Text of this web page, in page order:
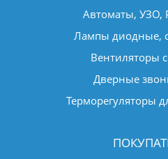
Автоматы, УЗО,
Лампы диодные,
Вентиляторы
Дверные
Терморегуляторы